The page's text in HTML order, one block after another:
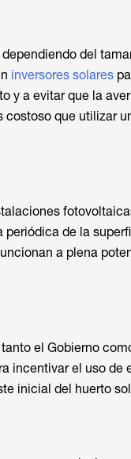
del
inversores solares
y a evitar que la
que utilizar
de la
a plena
el Gobierno
incentivar el uso de
inicial del huerto